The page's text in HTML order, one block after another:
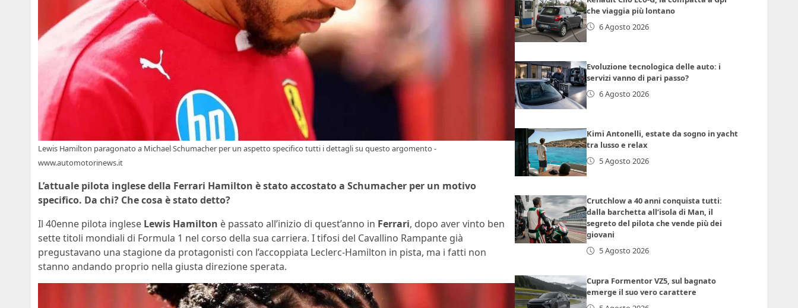
Lewis Hamilton paragonato a Michael Schumacher per un aspetto specifico tutti i dettagli su questo argomento -
www.automotorinews.it
L’attuale pilota inglese della Ferrari Hamilton è stato accostato a Schumacher per un motivo
specifico. Da chi? Che cosa è stato detto?
Il 40enne pilota inglese Lewis Hamilton è passato all’inizio di quest’anno in Ferrari, dopo aver vinto ben
sette titoli mondiali di Formula 1 nel corso della sua carriera. I tifosi del Cavallino Rampante già
pregustavano una stagione da protagonisti con l’accoppiata Leclerc-Hamilton in pista, ma i fatti non
stanno andando proprio nella giusta direzione sperata.
che viaggia più lontano
6 Agosto 2026
Evoluzione tecnologica delle auto: i
servizi vanno di pari passo?
6 Agosto 2026
Kimi Antonelli, estate da sogno in yacht
tra lusso e relax
5 Agosto 2026
Crutchlow a 40 anni conquista tutti:
dalla barchetta all’isola di Man, il
segreto del pilota che vende più dei
giovani
5 Agosto 2026
Cupra Formentor VZ5, sul bagnato
emerge il suo vero carattere